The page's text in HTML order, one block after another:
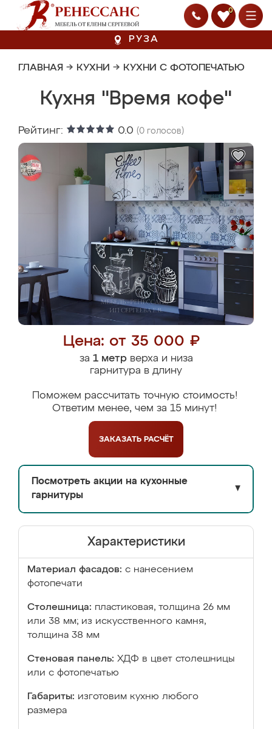
0
РУЗА
ГЛАВНАЯ → КУХНИ → КУХНИ С ФОТОПЕЧАТЬЮ
Кухня "Время кофе"
Рейтинг: 0.0 (0 голосов)
Цена: от 35 000 ₽
за 1 метрверха и низа
гарнитура в длину
Поможем рассчитать точную стоимость!
Ответим менее, чем за 15 минут!
ЗАКАЗАТЬ РАСЧЁТ
Посмотреть акции на кухонные
гарнитуры
▼
Характеристики
Материал фасадов: с нанесением
фотопечати
Столешница: пластиковая, толщина 26 мм
или 38 мм; из искусственного камня,
толщина 38 мм
Стеновая панель: ХДФ в цвет столешницы
или с фотопечатью
Габариты: изготовим кухню любого
размера